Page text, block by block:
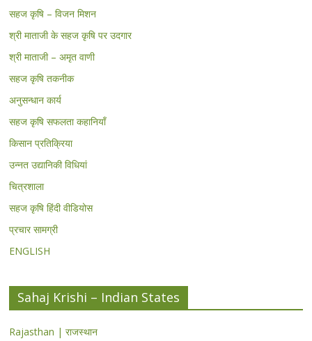
सहज कृषि – विजन मिशन
श्री माताजी के सहज कृषि पर उदगार
श्री माताजी – अमृत वाणी
सहज कृषि तकनीक
अनुसन्धान कार्य
सहज कृषि सफलता कहानियाँ
किसान प्रतिक्रिया
उन्नत उद्यानिकी विधियां
चित्रशाला
सहज कृषि हिंदी वीडियोस
प्रचार सामग्री
ENGLISH
Sahaj Krishi – Indian States
Rajasthan | राजस्थान